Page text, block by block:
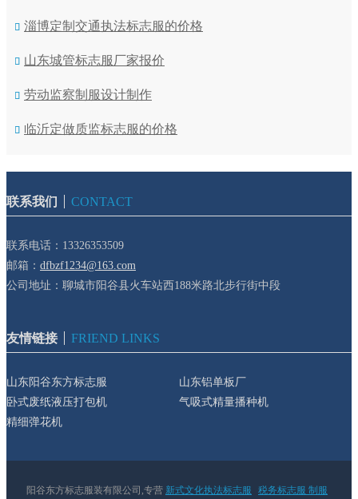
淄博定制交通执法标志服的价格
山东城管标志服厂家报价
劳动监察制服设计制作
临沂定做质监标志服的价格
联系我们 CONTACT
联系电话：13326353509
邮箱： dfbzf1234@163.com
公司地址：聊城市阳谷县火车站西188米路北步行街中段
友情链接 FRIEND LINKS
山东阳谷东方标志服
山东铝单板厂
卧式废纸液压打包机
气吸式精量播种机
精细弹花机
阳谷东方标志服装有限公司,专营 新式文化执法标志服
税务标志服 制服